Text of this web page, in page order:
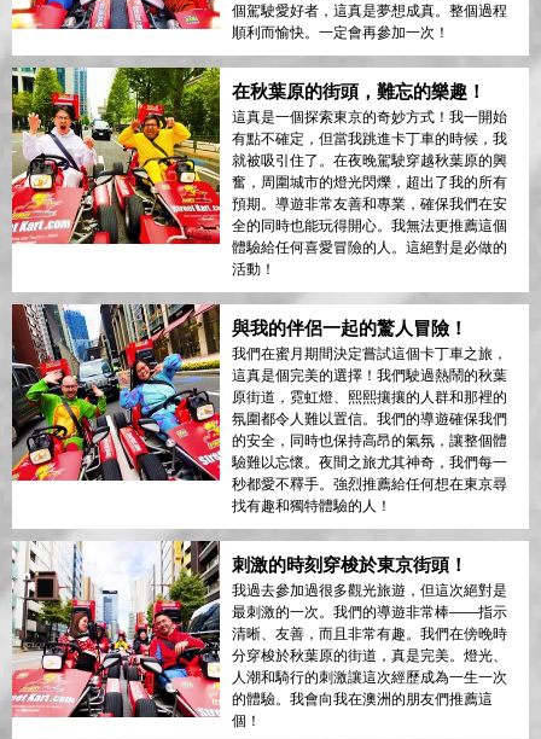
個駕駛愛好者，這真是夢想成真。整個過程
順利而愉快。一定會再參加一次！
在秋葉原的街頭，難忘的樂趣！
這真是一個探索東京的奇妙方式！我一開始
有點不確定，但當我跳進卡丁車的時候，我
就被吸引住了。在夜晚駕駛穿越秋葉原的興
奮，周圍城市的燈光閃爍，超出了我的所有
預期。導遊非常友善和專業，確保我們在安
全的同時也能玩得開心。我無法更推薦這個
體驗給任何喜愛冒險的人。這絕對是必做的
活動！
與我的伴侶一起的驚人冒險！
我們在蜜月期間決定嘗試這個卡丁車之旅，
這真是個完美的選擇！我們駛過熱鬧的秋葉
原街道，霓虹燈、熙熙攘攘的人群和那裡的
氛圍都令人難以置信。我們的導遊確保我們
的安全，同時也保持高昂的氣氛，讓整個體
驗難以忘懷。夜間之旅尤其神奇，我們每一
秒都愛不釋手。強烈推薦給任何想在東京尋
找有趣和獨特體驗的人！
刺激的時刻穿梭於東京街頭！
我過去參加過很多觀光旅遊，但這次絕對是
最刺激的一次。我們的導遊非常棒——指示
清晰、友善，而且非常有趣。我們在傍晚時
分穿梭於秋葉原的街道，真是完美。燈光、
人潮和騎行的刺激讓這次經歷成為一生一次
的體驗。我會向我在澳洲的朋友們推薦這
個！